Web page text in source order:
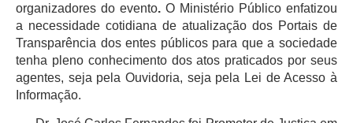
organizadores do evento. O Ministério Público enfatizou
a necessidade cotidiana de atualização dos Portais de
Transparência dos entes públicos para que a sociedade
tenha pleno conhecimento dos atos praticados por seus
agentes, seja pela Ouvidoria, seja pela Lei de Acesso à
Informação.